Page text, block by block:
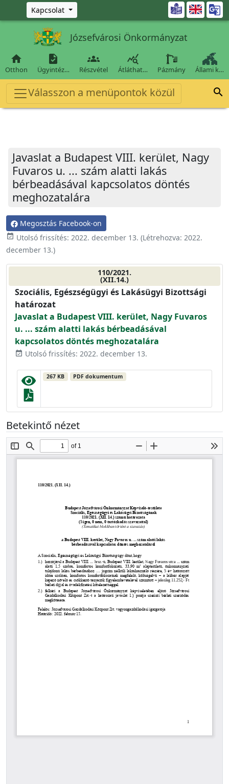
Ugrás a fő tartalomra
Kapcsolat 
Józsefvárosi Önkormányzat

Otthon

Ügyintéz…

Részvétel

Átláthat… Pázmány Állami k…
Válasszon a menüpontok közül 
Javaslat a Budapest VIII. kerület, Nagy
Fuvaros u. ... szám alatti lakás
bérbeadásával kapcsolatos döntés
meghozatalára
Megosztás Facebook-on
event_available Utolsó frissítés: 2022. december 13. (Létrehozva: 2022.
december 13.)
110/2021.
(XII.14.)
Szociális, Egészségügyi és Lakásügyi Bizottsági
határozat
Javaslat a Budapest VIII. kerület, Nagy Fuvaros
u. ... szám alatti lakás bérbeadásával
kapcsolatos döntés meghozatalára
event_available Utolsó frissítés: 2022. december 13.
267 KB PDF dokumentum
Betekintő nézet